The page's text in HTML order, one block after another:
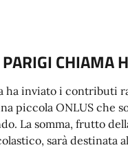
CHIAMA
ha inviato i contributi
piccola ONLUS che
La somma, frutto
sarà